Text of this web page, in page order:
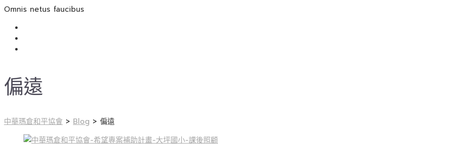
Omnis netus faucibus
偏遠
中華瑪倉和平協會 > Blog > 偏遠